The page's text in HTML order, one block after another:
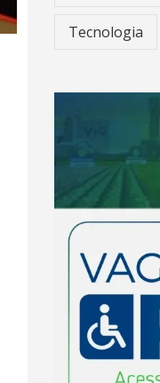
Tecnologia